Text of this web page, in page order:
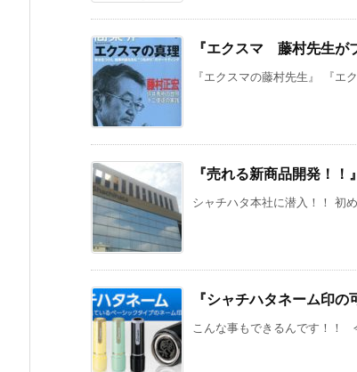
『エクスマ 藤村先生が
『エクスマの藤村先生』 『エ
『売れる新商品開発！！』
シャチハタ本社に潜入！！ 初
『シャチハタネーム印の
こんな事もできるんです！！